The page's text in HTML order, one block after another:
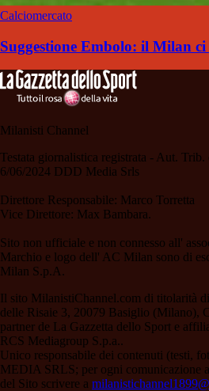
Calciomercato
Suggestione Embolo: il Milan
Milanisti Channel
Testata giornalistica registrata - Aut.
6/06/2024 DDD Media Srls
Direttore Responsabile: Marco Torretta
Vice Direttore: Max Bambara.
Sito non ufficiale e non connesso all'
Marchio e logo dell' AC Milan sono di
Milan S.p.A.
Il sito MilanistiChannel.com di titolarità
delle Risaie 3, 20079 Basiglio (Milano),
partner de La Gazzetta dello Sport e
RCS Mediagroup S.p.a..
Unico responsabile dei contenuti (testi,
MEDIA SRLS; per ogni comunicazione
del Sito scrivere a